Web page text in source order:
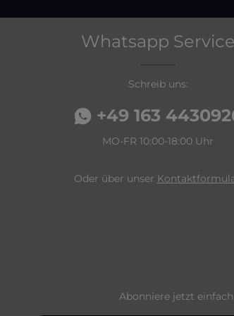
Whatsapp Service
Schreib uns:
+49 163
MO-FR 10:00-18:00 Uhr
Oder über unser
Abonniere jetzt